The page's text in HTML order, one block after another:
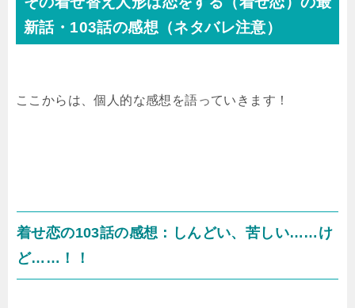
新話・103話の感想（ネタバレ注意）
ここからは、個人的な感想を語っていきます！
着せ恋の103話の感想：しんどい、苦しい……け
ど……！！